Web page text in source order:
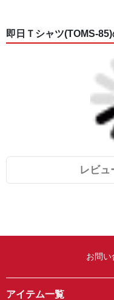
即日Ｔシャツ(TOMS-
レビュ
お問い
アイテム一覧